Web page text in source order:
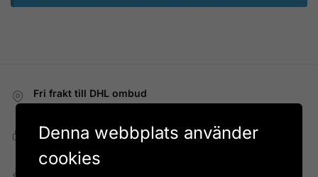
Fri frakt till DHL ombud
Snabb, enkel och säker betalning
Betala allt direkt eller lite i taget med Walley
Enkel retur
Denna webbplats använder
cookies